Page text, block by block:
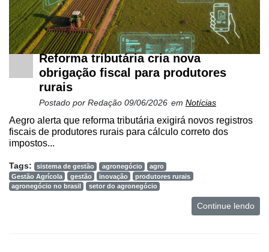
Reforma tributária cria nova
obrigação fiscal para produtores
rurais
Postado por Redação 09/06/2026 em Notícias
Aegro alerta que reforma tributária exigirá novos registros
fiscais de produtores rurais para cálculo correto dos
impostos...
Tags: sistema de gestão agronegócio
agro
Gestão Agrícola
gestão inovação
produtores rurais
agronegócio no brasil
setor do agronegócio
Continue lendo